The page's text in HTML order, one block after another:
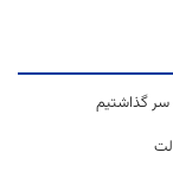
سر گذاشتیم